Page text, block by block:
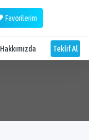
Favorilerim
Hakkımızda Teklif Al